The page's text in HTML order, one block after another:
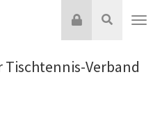
Suche
Login
Tischtennis-Verband